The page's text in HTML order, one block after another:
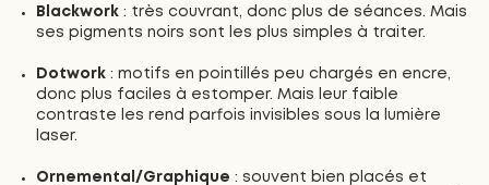
Blackwork : très couvrant, donc plus de séances. Mais
ses pigments noirs sont les plus simples à traiter.
Dotwork : motifs en pointillés peu chargés en encre,
donc plus faciles à estomper. Mais leur faible
contraste les rend parfois invisibles sous la lumière
laser.
Ornemental/Graphique : souvent bien placés et